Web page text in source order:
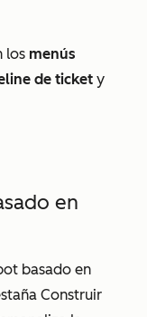
los menús
de ticket y
en
basado en
Construir